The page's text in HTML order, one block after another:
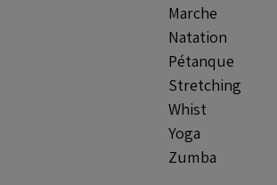
Marche
Natation
Pétanque
Stretching
Whist
Yoga
Zumba